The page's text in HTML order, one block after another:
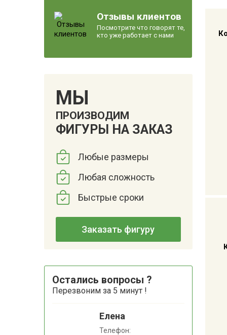
Отзывы клиентов
Посмотрите что говорят те,
кто уже работает с нами
МЫ
ПРОИЗВОДИМ
ФИГУРЫ НА ЗАКАЗ
Любые размеры
Любая сложность
Быстрые сроки
Заказать фигуру
Остались вопросы ?
Перезвоним за 5 минут !
Елена
Телефон: